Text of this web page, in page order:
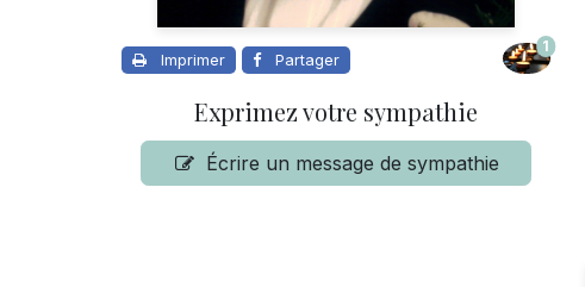
Imprimer Partager
1
Exprimez votre sympathie
Écrire un message de sympathie